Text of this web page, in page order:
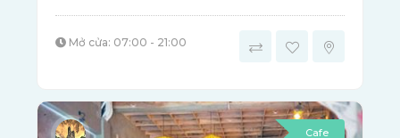
Mở cửa: 07:00 - 21:00
Cafe